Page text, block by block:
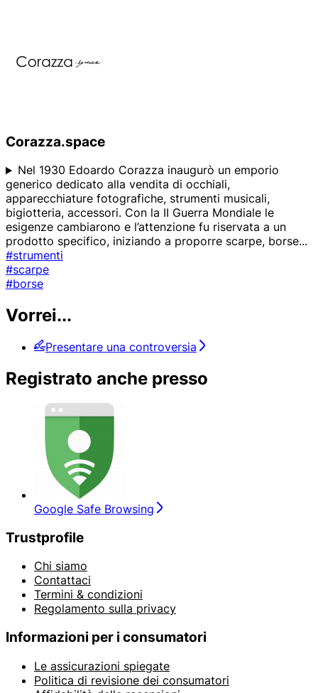
Corazza.space
Nel 1930 Edoardo Corazza inaugurò un emporio
generico dedicato alla vendita di occhiali,
apparecchiature fotografiche, strumenti musicali,
bigiotteria, accessori. Con la II Guerra Mondiale le
esigenze cambiarono e l’attenzione fu riservata a un
prodotto specifico, iniziando a proporre scarpe, borse...
#strumenti
#scarpe
#borse
Vorrei...
Presentare una controversia
Registrato anche presso
Google Safe Browsing
Trustprofile
Chi siamo
Contattaci
Termini & condizioni
Regolamento sulla privacy
Informazioni per i consumatori
Le assicurazioni spiegate
Politica di revisione dei consumatori